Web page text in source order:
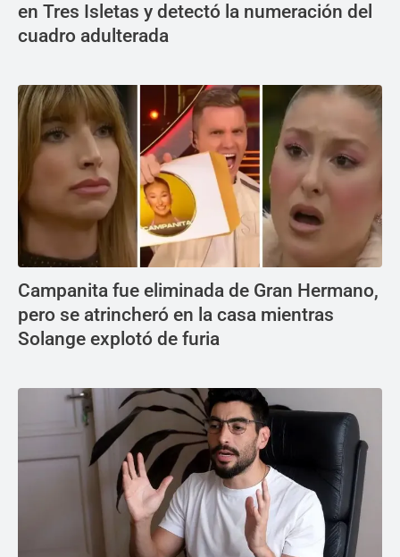
en Tres Isletas y detectó la numeración del
cuadro adulterada
Campanita fue eliminada de Gran Hermano,
pero se atrincheró en la casa mientras
Solange explotó de furia